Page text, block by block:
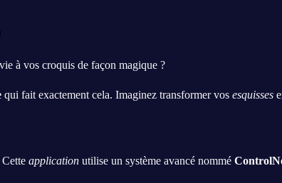
à vos croquis de façon magique ?
qui fait exactement cela. Imaginez transformer vos esquisses
application utilise un système avancé nommé